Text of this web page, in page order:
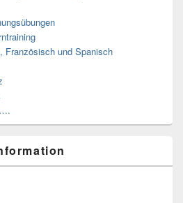
Französisch und Spanisch